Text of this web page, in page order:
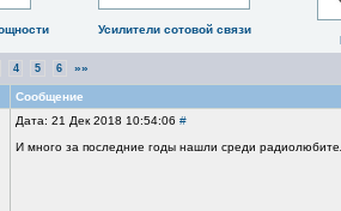
Усилители сотовой связи
4 5 6 »»
Сообщение
Дата: 21 Дек 2018 10:54:06 #
И много за последние годы нашли среди